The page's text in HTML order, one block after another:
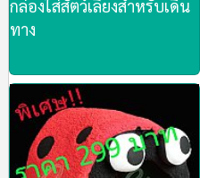
กล่องใส่สัตว์​เลี้ยง​สำหรับเดิน
ทาง